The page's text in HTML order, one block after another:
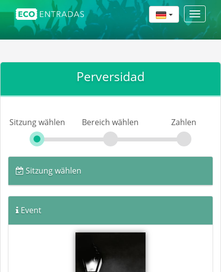
Toggle
Perversidad
Sitzung wählen Bereich wählen Zahlen
Sitzung wählen
Event